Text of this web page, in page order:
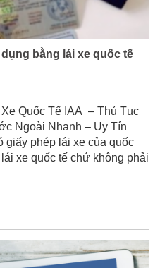
bằng lái xe quốc tế
Quốc Tế IAA – Thủ Tục
Ngoài Nhanh – Uy Tín
giấy phép lái xe của quốc
xe quốc tế chứ không phải